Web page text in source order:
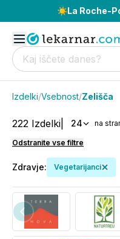
☀️La Roche-
Izdelki/Vsebnost/Zelišča
222 Izdelki 24 na
Odstranite vse filtre
Zdravje: Vegetarijanci